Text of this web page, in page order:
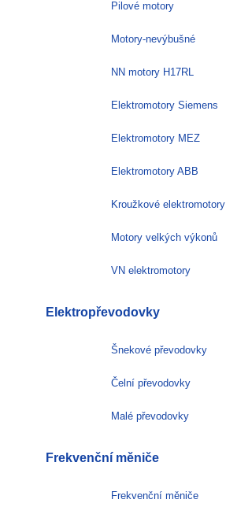
Pilové motory
Motory-nevýbušné
NN motory H17RL
Elektromotory Siemens
Elektromotory MEZ
Elektromotory ABB
Kroužkové elektromotory
Motory velkých výkonů
VN elektromotory
Elektropřevodovky
Šnekové převodovky
Čelní převodovky
Malé převodovky
Frekvenční měniče
Frekvenční měniče